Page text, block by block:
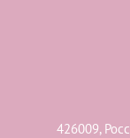
426009,